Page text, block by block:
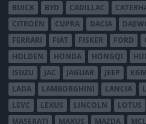
BUICK
BYD CADILLAC
CITROËN
CUPRA DACIA
FERRARI
FIAT FISKER FORD
HOLDEN
HONDA HONGQI
ISUZU
JAC JAGUAR JEEP KGM
LADA
LAMBORGHINI LANCIA
LEVC
LEXUS LINCOLN LOTUS
MASERATI
MAXUS MAZDA